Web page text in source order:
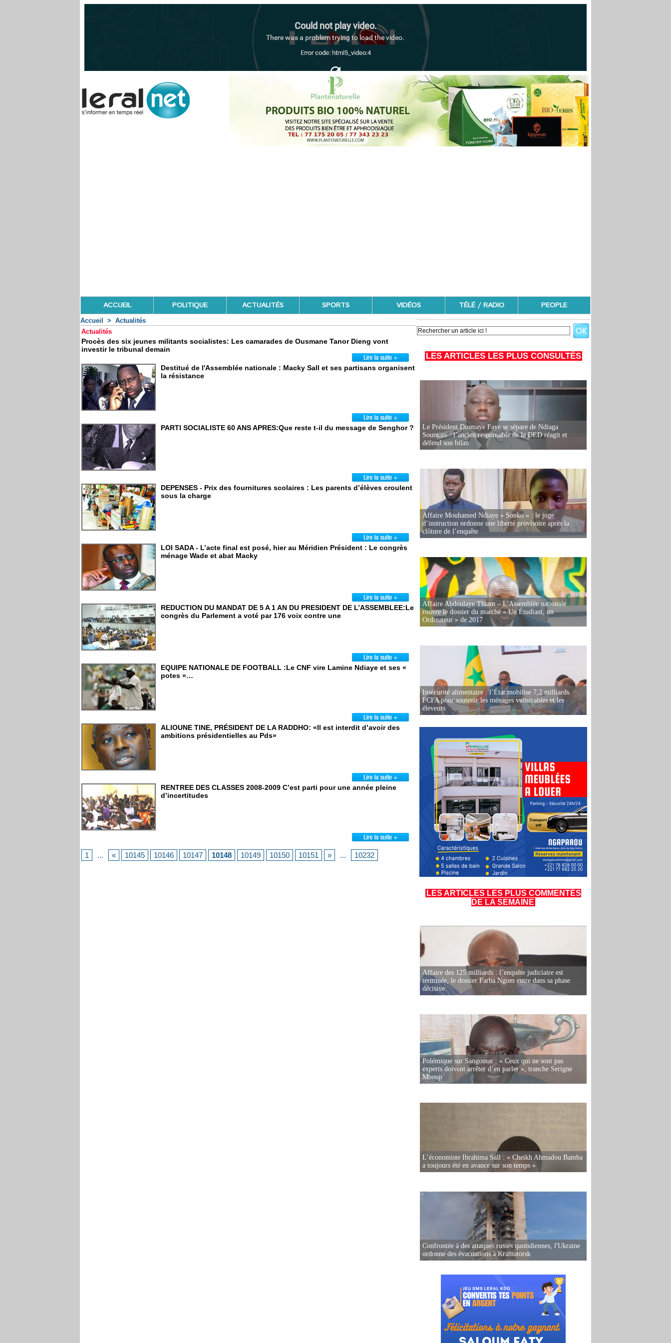
ACCUEIL POLITIQUE ACTUALITÉS SPORTS VIDÉOS TÉLÉ / RADIO PEOPLE
Accueil > Actualités
Actualités
Procès des six jeunes militants socialistes: Les camarades de Ousmane Tanor Dieng vont
investir le tribunal demain
Destitué de l'Assemblée nationale : Macky Sall et ses partisans organisent
la résistance
PARTI SOCIALISTE 60 ANS APRES:Que reste t-il du message de Senghor ?
DEPENSES - Prix des fournitures scolaires : Les parents d’élèves croulent
sous la charge
LOI SADA - L’acte final est posé, hier au Méridien Président : Le congrès
ménage Wade et abat Macky
REDUCTION DU MANDAT DE 5 A 1 AN DU PRESIDENT DE L’ASSEMBLEE:Le
congrès du Parlement a voté par 176 voix contre une
EQUIPE NATIONALE DE FOOTBALL :Le CNF vire Lamine Ndiaye et ses «
potes »…
ALIOUNE TINE, PRÉSIDENT DE LA RADDHO: «Il est interdit d’avoir des
ambitions présidentielles au Pds»
RENTREE DES CLASSES 2008-2009 C’est parti pour une année pleine
d’incertitudes
1 ... « 10145 10146 10147 10148 10149 10150 10151 » ... 10232
LES ARTICLES LES PLUS CONSULTÉS
Le Président Diomaye Faye se sépare de Ndiaga
Soumaré : l’ancien responsable de la DED réagit et
défend son bilan
Affaire Mouhamed Ndiaye « Sonko » : le juge
d’instruction ordonne une liberté provisoire après la
clôture de l’enquête
Affaire Abdoulaye Thiam – L'Assemblée nationale
rouvre le dossier du marché « Un Étudiant, un
Ordinateur » de 2017
Insécurité alimentaire : l’État mobilise 7,2 milliards
FCFA pour soutenir les ménages vulnérables et les
éleveurs
LES ARTICLES LES PLUS COMMENTÉS
DE LA SEMAINE
Affaire des 125 milliards : l’enquête judiciaire est
terminée, le dossier Farba Ngom entre dans sa phase
décisive
Polémique sur Sangomar : « Ceux qui ne sont pas
experts doivent arrêter d’en parler », tranche Serigne
Mboup
L’économiste Ibrahima Sall : « Cheikh Ahmadou Bamba
a toujours été en avance sur son temps »
Confrontée à des attaques russes quotidiennes, l'Ukraine
ordonne des évacuations à Kramatorsk